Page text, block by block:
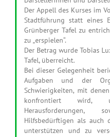
Der Appell des Kurses im
Stadtführung statt eines
Grünberger Tafel zu
zu „erspielen“.
Der Betrag wurde Tobias
Tafel, überreicht.
Bei dieser Gelegenheit
Aufgaben und der
Schwierigkeiten, mit
konfrontiert wird,
Herausforderungen,
Hilfsbedürftigen als auch
unterstützen und zu